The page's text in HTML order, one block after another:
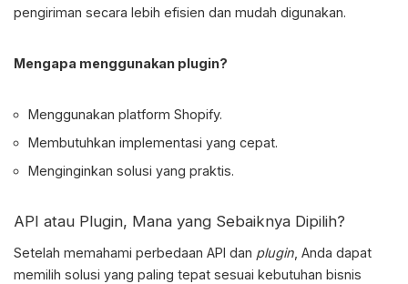
pengiriman secara lebih efisien dan mudah digunakan.
Mengapa menggunakan plugin?
Menggunakan platform Shopify.
Membutuhkan implementasi yang cepat.
Menginginkan solusi yang praktis.
API atau Plugin, Mana yang Sebaiknya Dipilih?
Setelah memahami perbedaan API dan plugin , Anda dapat
memilih solusi yang paling tepat sesuai kebutuhan bisnis